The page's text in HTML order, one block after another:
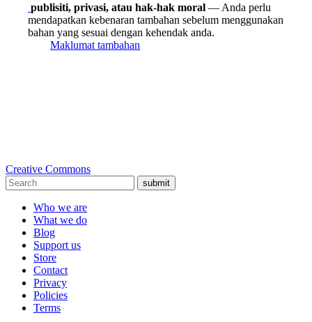
publisiti, privasi, atau hak-hak moral — Anda perlu
mendapatkan kebenaran tambahan sebelum menggunakan
bahan yang sesuai dengan kehendak anda.
Maklumat tambahan
Creative Commons
submit
Who we are
What we do
Blog
Support us
Store
Contact
Privacy
Policies
Terms